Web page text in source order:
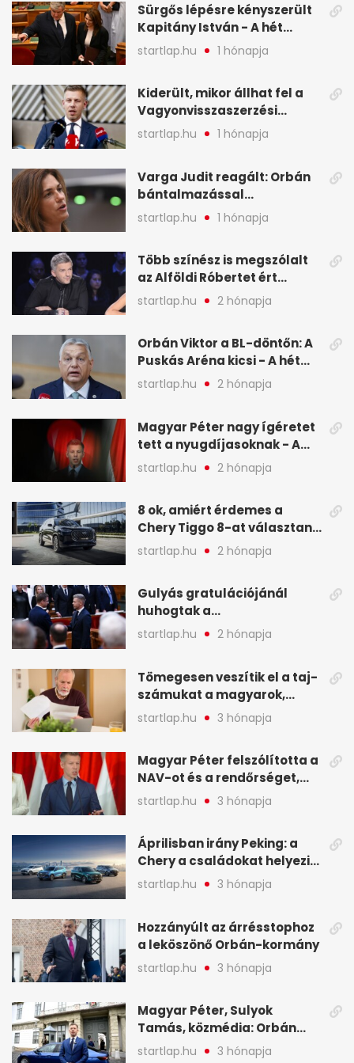
Sürgős lépésre kényszerült
Kapitány István - A hét
legfontosabb hírei
képekben
startlap.hu 1 hónapja
Kiderült, mikor állhat fel a
Vagyonvisszaszerzési
Hivatal - A hét legfontosabb
hírei képekben
startlap.hu 1 hónapja
Varga Judit reagált: Orbán
bántalmazással
kapcsolatban emlegette - A
hét legfontosabb hírei
startlap.hu 1 hónapja
Több színész is megszólalt
az Alföldi Róbertet ért
vádakról - A hét
legfontosabb hírei
startlap.hu 2 hónapja
Orbán Viktor a BL-döntőn: A
Puskás Aréna kicsi - A hét
legfontosabb hírei képeken
startlap.hu 2 hónapja
Magyar Péter nagy ígéretet
tett a nyugdíjasoknak - A
hét legfontosabb hírei
képekben
startlap.hu 2 hónapja
8 ok, amiért érdemes a
Chery Tiggo 8-at választani!
(X)
startlap.hu 2 hónapja
Gulyás gratulációjánál
huhogtak a
leghangosabban, miután
Magyart miniszterelnökké
legfontosabb hírei
képekben
startlap.hu 2 hónapja
Tömegesen veszítik el a taj-
számukat a magyarok,
sokak ellen eljárást indít a
NAV - A hét hírei képekben
startlap.hu 3 hónapja
Magyar Péter felszólította a
NAV-ot és a rendőrséget,
tartóztassák le a NER-es
oligarchákat - A hét
startlap.hu 3 hónapja
Áprilisban irány Peking: a
Chery a családokat helyezi
globális mobilitási
programja középpontjába
startlap.hu 3 hónapja
Hozzányúlt az árrésstophoz
a leköszönő Orbán-kormány
startlap.hu 3 hónapja
Magyar Péter, Sulyok
Tamás, közmédia: Orbán
Viktor április 13. óta hallgat,
startlap.hu 3 hónapja